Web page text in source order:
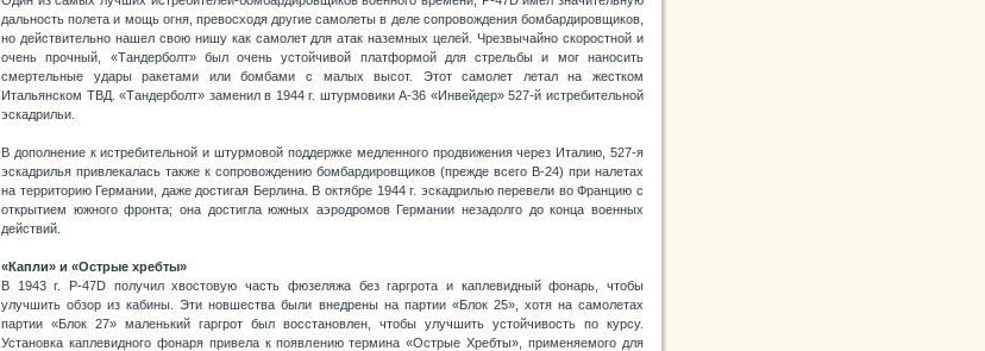
дальность полета и мощь огня, превосходя другие самолеты в деле сопровождения бомбардировщиков,
но действительно нашел свою нишу как самолет для атак наземных целей. Чрезвычайно скоростной и
очень прочный, «Тандерболт» был очень устойчивой платформой для стрельбы и мог наносить
смертельные удары ракетами или бомбами с малых высот. Этот самолет летал на жестком
Итальянском ТВД. «Тандерболт» заменил в 1944 г. штурмовики А-36 «Инвейдер» 527-й истребительной
эскадрильи.
В дополнение к истребительной и штурмовой поддержке медленного продвижения через Италию, 527-я
эскадрилья привлекалась также к сопровождению бомбардировщиков (прежде всего В-24) при налетах
на территорию Германии, даже достигая Берлина. В октябре 1944 г. эскадрилью перевели во Францию с
открытием южного фронта; она достигла южных аэродромов Германии незадолго до конца военных
действий.
«Капли» и «Острые хребты»
В 1943 г. P-47D получил хвостовую часть фюзеляжа без гаргрота и каплевидный фонарь, чтобы
улучшить обзор из кабины. Эти новшества были внедрены на партии «Блок 25», хотя на самолетах
партии «Блок 27» маленький гаргрот был восстановлен, чтобы улучшить устойчивость по курсу.
Установка каплевидного фонаря привела к появлению термина «Острые Хребты», применяемого для